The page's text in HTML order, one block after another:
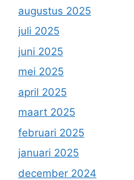
augustus 2025
juli 2025
juni 2025
mei 2025
april 2025
maart 2025
februari 2025
januari 2025
december 2024